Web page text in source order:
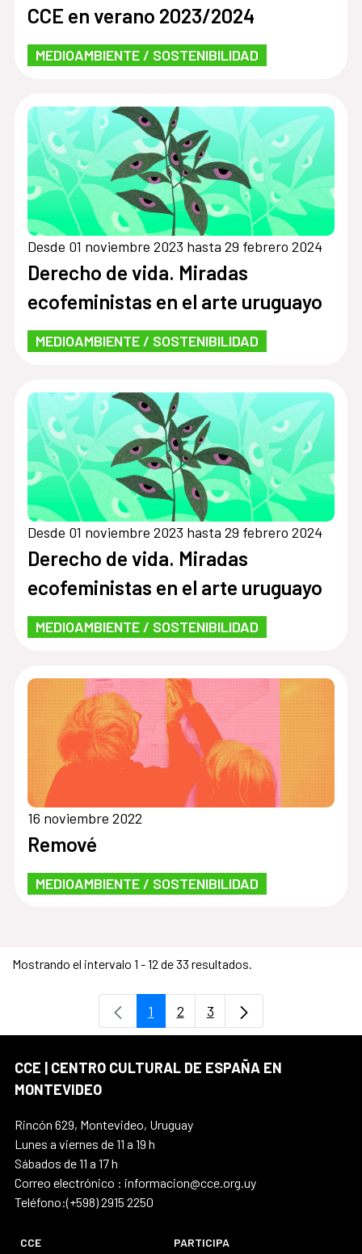
CCE en verano 2023/2024
MEDIOAMBIENTE / SOSTENIBILIDAD
Desde 01 noviembre 2023 hasta 29 febrero 2024
Derecho de vida. Miradas
ecofeministas en el arte uruguayo
MEDIOAMBIENTE / SOSTENIBILIDAD
Desde 01 noviembre 2023 hasta 29 febrero 2024
Derecho de vida. Miradas
ecofeministas en el arte uruguayo
MEDIOAMBIENTE / SOSTENIBILIDAD
16 noviembre 2022
Remové
MEDIOAMBIENTE / SOSTENIBILIDAD
Mostrando el intervalo 1 - 12 de 33 resultados.
Página
1 Página
2 Página
3
CCE | CENTRO CULTURAL DE ESPAÑA EN
MONTEVIDEO
Rincón 629, Montevideo, Uruguay
Lunes a viernes de 11 a 19 h
Sábados de 11 a 17 h
Correo electrónico : informacion@cce.org.uy
Teléfono:(+598) 2915 2250
CCE
PARTICIPA